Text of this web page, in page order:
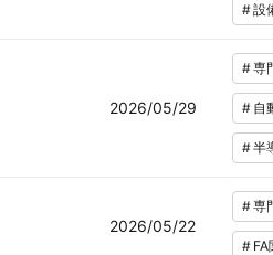
#設
2026/05/29
#専
# 自
#半
2026/05/22
#専
# FA